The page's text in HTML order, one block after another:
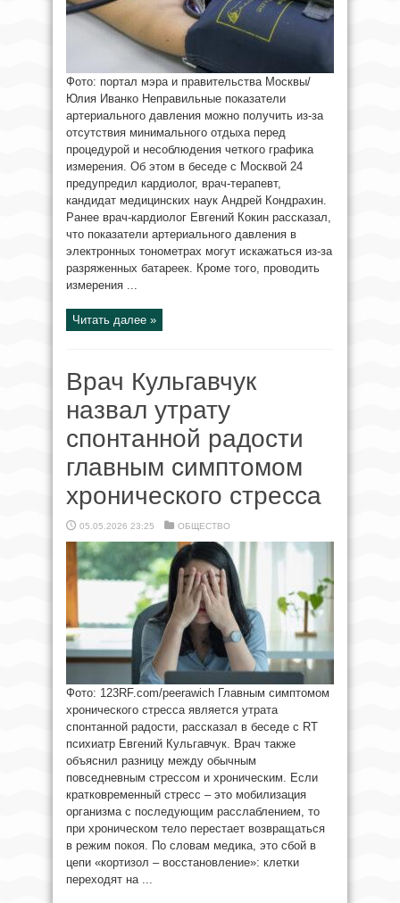
Фото: портал мэра и правительства Москвы/
Юлия Иванко Неправильные показатели
артериального давления можно получить из-за
отсутствия минимального отдыха перед
процедурой и несоблюдения четкого графика
измерения. Об этом в беседе с Москвой 24
предупредил кардиолог, врач-терапевт,
кандидат медицинских наук Андрей Кондрахин.
Ранее врач-кардиолог Евгений Кокин рассказал,
что показатели артериального давления в
электронных тонометрах могут искажаться из-за
разряженных батареек. Кроме того, проводить
измерения ...
Читать далее »
Врач Кульгавчук
назвал утрату
спонтанной радости
главным симптомом
хронического стресса
05.05.2026 23:25 ОБЩЕСТВО
Фото: 123RF.com/peerawich Главным симптомом
хронического стресса является утрата
спонтанной радости, рассказал в беседе с RT
психиатр Евгений Кульгавчук. Врач также
объяснил разницу между обычным
повседневным стрессом и хроническим. Если
кратковременный стресс – это мобилизация
организма с последующим расслаблением, то
при хроническом тело перестает возвращаться
в режим покоя. По словам медика, это сбой в
цепи «кортизол – восстановление»: клетки
переходят на ...